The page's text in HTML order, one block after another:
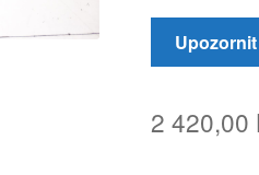
2 420,00